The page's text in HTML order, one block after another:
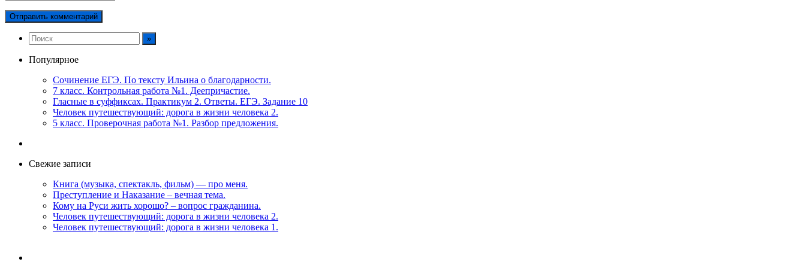
Популярное
Сочинение ЕГЭ. По тексту Ильина о благодарности.
7 класс. Контрольная работа №1. Деепричастие.
Гласные в суффиксах. Практикум 2. Ответы. ЕГЭ. Задание 10
Человек путешествующий: дорога в жизни человека 2.
5 класс. Проверочная работа №1. Разбор предложения.
Свежие записи
Книга (музыка, спектакль, фильм) — про меня.
Преступление и Наказание – вечная тема.
Кому на Руси жить хорошо? – вопрос гражданина.
Человек путешествующий: дорога в жизни человека 2.
Человек путешествующий: дорога в жизни человека 1.